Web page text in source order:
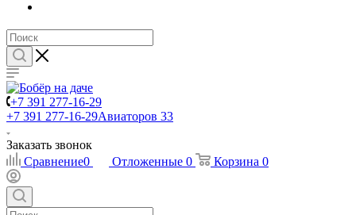
+7 391 277-16-29
+7 391 277-16-29Авиаторов 33
Заказать звонок
Сравнение0 Отложенные 0 Корзина 0